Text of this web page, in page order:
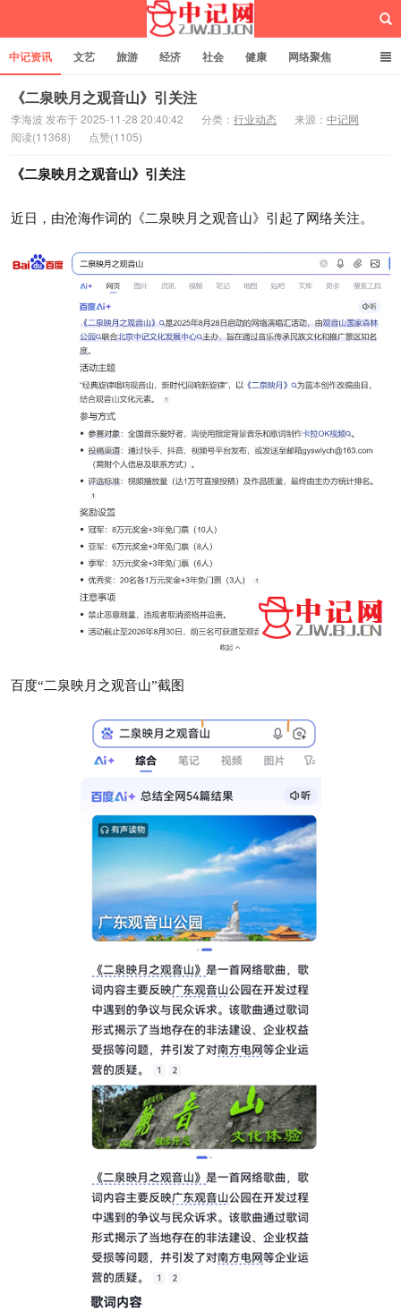
中记资讯 文艺 旅游 经济 社会 健康 网络聚焦
企业管理 网站建设 记者专栏
《二泉映月之观音山》引关注
李海波 发布于 2025-11-28 20:40:42 分类： 行业动态 来源： 中记网
阅读(11368)
点赞(1105)
《二泉映月之观音山》引关注
近日，由沧海作词的《二泉映月之观音山》引起了网络关注。
百度“二泉映月之观音山”截图